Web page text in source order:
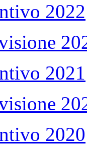
2022
2021
2020